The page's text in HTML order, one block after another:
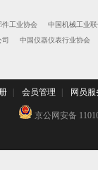
件工业协会
中国机械工业
中国仪器仪表行业协会
会员管理 网员服
京公网安备